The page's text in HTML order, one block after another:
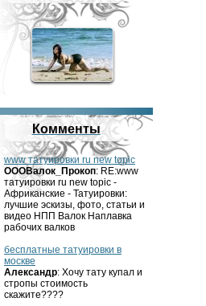
Комменты
www татуировки ru new topic
OOOВалок_Прокоп: RE:www
татуировки ru new topic -
Африканские - Татуировки:
лучшие эскизы, фото, статьи и
видео НПП Валок Наплавка
рабочих валков
бесплатные татуировки в
москве
Александр: Хочу тату купал и
стропы стоимость
скажите????